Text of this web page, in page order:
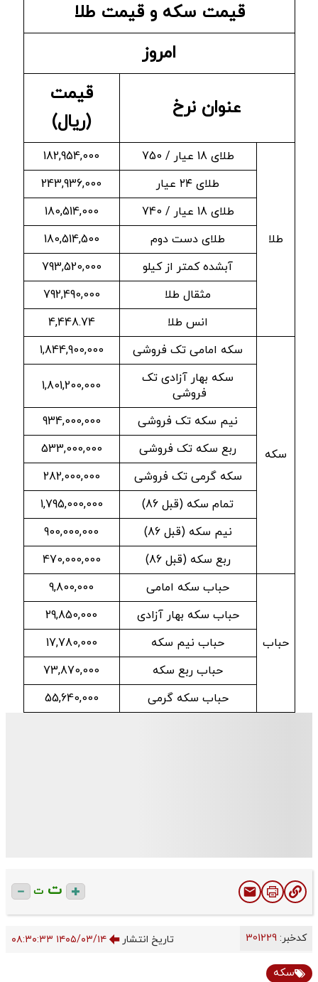
قیمت سکه و قیمت طلا
امروز
عنوان نرخ
قیمت
(ریال)
طلا
طلای 18 عیار / 750
182,954,000
طلای ۲۴ عیار
243,936,000
طلای 18 عیار / 740
180,514,000
طلای دست دوم
180,514,500
آبشده کمتر از کیلو
793,520,000
مثقال طلا
792,490,000
انس طلا
4,448.74
سکه
سکه امامی تک فروشی
1,844,900,000
سکه بهار آزادی تک
فروشی
1,801,200,000
نیم سکه تک فروشی
934,000,000
ربع سکه تک فروشی
533,000,000
سکه گرمی تک فروشی
282,000,000
تمام سکه (قبل 86)
1,795,000,000
نیم سکه (قبل 86)
900,000,000
ربع سکه (قبل 86)
470,000,000
حباب
حباب سکه امامی
9,800,000
حباب سکه بهار آزادی
29,850,000
حباب نیم سکه
17,780,000
حباب ربع سکه
73,870,000
حباب سکه گرمی
55,640,000
ت ت
کدخبر: تاریخ انتشار ۱۴۰۵/۰۳/۱۴ ۰۸:۳۰:۳۳
سکه